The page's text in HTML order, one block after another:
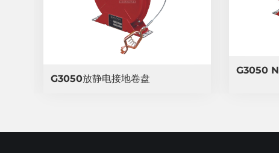
G3050放静电接地卷盘
G3050 N